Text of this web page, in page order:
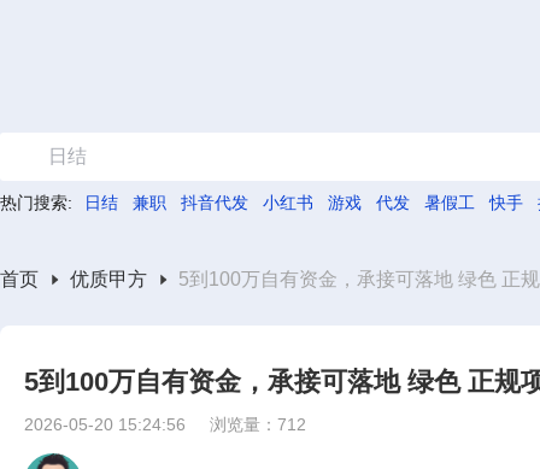
日结
热门搜索: 日结 兼职 抖音代发 小红书 游戏 代发 暑假工 快手
首页 优质甲方 5到100万自有资金，承接可落地 绿色 正
5到100万自有资金，承接可落地 绿色 正规
2026-05-20 15:24:56 浏览量：712